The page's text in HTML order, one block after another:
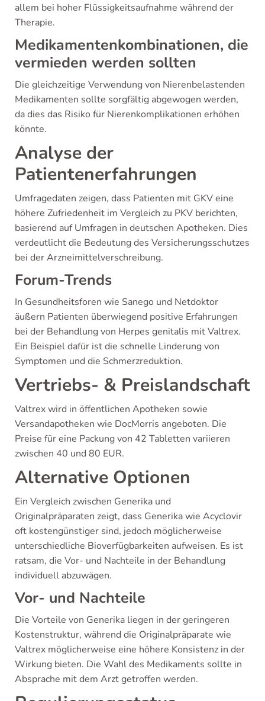
allem bei hoher Flüssigkeitsaufnahme während der
Therapie.
Medikamentenkombinationen, die
vermieden werden sollten
Die gleichzeitige Verwendung von Nierenbelastenden
Medikamenten sollte sorgfältig abgewogen werden,
da dies das Risiko für Nierenkomplikationen erhöhen
könnte.
Analyse der
Patientenerfahrungen
Umfragedaten zeigen, dass Patienten mit GKV eine
höhere Zufriedenheit im Vergleich zu PKV berichten,
basierend auf Umfragen in deutschen Apotheken. Dies
verdeutlicht die Bedeutung des Versicherungsschutzes
bei der Arzneimittelverschreibung.
Forum-Trends
In Gesundheitsforen wie Sanego und Netdoktor
äußern Patienten überwiegend positive Erfahrungen
bei der Behandlung von Herpes genitalis mit Valtrex.
Ein Beispiel dafür ist die schnelle Linderung von
Symptomen und die Schmerzreduktion.
Vertriebs- & Preislandschaft
Valtrex wird in öffentlichen Apotheken sowie
Versandapotheken wie DocMorris angeboten. Die
Preise für eine Packung von 42 Tabletten variieren
zwischen 40 und 80 EUR.
Alternative Optionen
Ein Vergleich zwischen Generika und
Originalpräparaten zeigt, dass Generika wie Acyclovir
oft kostengünstiger sind, jedoch möglicherweise
unterschiedliche Bioverfügbarkeiten aufweisen. Es ist
ratsam, die Vor- und Nachteile in der Behandlung
individuell abzuwägen.
Vor- und Nachteile
Die Vorteile von Generika liegen in der geringeren
Kostenstruktur, während die Originalpräparate wie
Valtrex möglicherweise eine höhere Konsistenz in der
Wirkung bieten. Die Wahl des Medikaments sollte in
Absprache mit dem Arzt getroffen werden.